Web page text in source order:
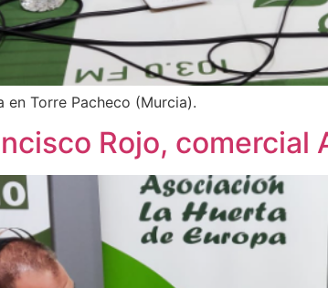
en Torre Pacheco (Murcia).
Rojo, comercial